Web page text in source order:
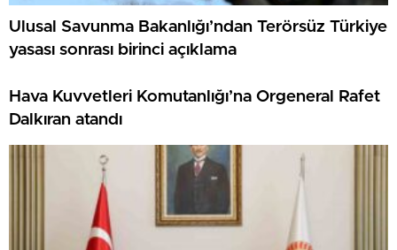
Ulusal Savunma Bakanlığı’ndan Terörsüz Türkiye
yasası sonrası birinci açıklama
Hava Kuvvetleri Komutanlığı’na Orgeneral Rafet
Dalkıran atandı